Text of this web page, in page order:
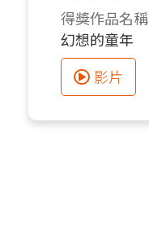
得獎作品名稱
幻想的童年
影片